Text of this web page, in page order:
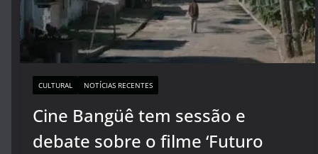
CULTURAL NOTÍCIAS RECENTES
Cine Bangüê tem sessão e
debate sobre o filme ‘Futuro